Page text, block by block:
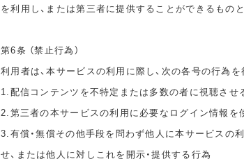
を利用し、または第三者に提供することができるものと
第6条 （禁止行為）
利用者は、本サービスの利用に際し、次の各号の行為を
1.配信コンテンツを不特定または多数の者に視聴させ
2.第三者の本サービスの利用に必要なログイン情報を
3.有償・無償その他手段を問わず他人に本サービスの
せ、または他人に対しこれを開示・提供する行為